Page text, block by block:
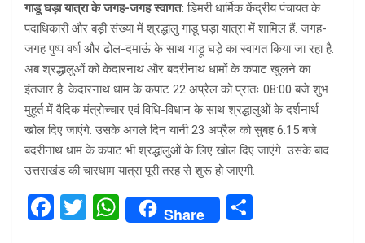
गाडू घड़ा यात्रा के जगह-जगह स्वागत: डिमरी धार्मिक केंद्रीय पंचायत के
पदाधिकारी और बड़ी संख्या में श्रद्धालु गाडू घड़ा यात्रा में शामिल हैं. जगह-
जगह पुष्प वर्षा और ढोल-दमाऊं के साथ गाड़ू घड़े का स्वागत किया जा रहा है.
अब श्रद्धालुओं को केदारनाथ और बदरीनाथ धामों के कपाट खुलने का
इंतजार है. केदारनाथ धाम के कपाट 22 अप्रैल को प्रातः 08:00 बजे शुभ
मुहूर्त में वैदिक मंत्रोच्चार एवं विधि-विधान के साथ श्रद्धालुओं के दर्शनार्थ
खोल दिए जाएंगे. उसके अगले दिन यानी 23 अप्रैल को सुबह 6:15 बजे
बदरीनाथ धाम के कपाट भी श्रद्धालुओं के लिए खोल दिए जाएंगे. उसके बाद
उत्तराखंड की चारधाम यात्रा पूरी तरह से शुरू हो जाएगी.
F
T
W
Share